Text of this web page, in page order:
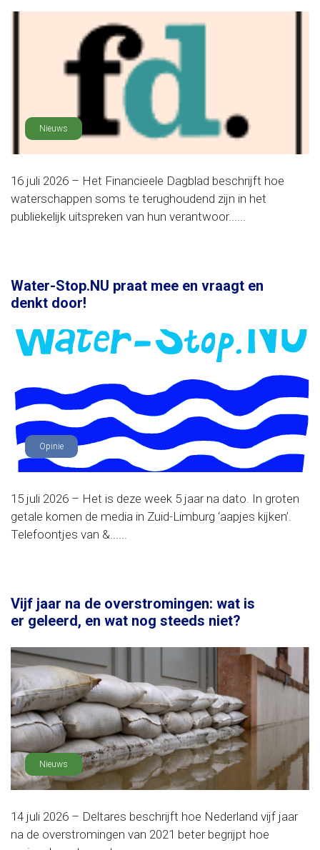
Nieuws
16 juli 2026 – Het Financieele Dagblad beschrijft hoe
waterschappen soms te terughoudend zijn in het
publiekelijk uitspreken van hun verantwoor......
Water-Stop.NU praat mee en vraagt en
denkt door!
Opinie
15 juli 2026 – Het is deze week 5 jaar na dato. In groten
getale komen de media in Zuid-Limburg ‘aapjes kijken’.
Telefoontjes van &......
Vijf jaar na de overstromingen: wat is
er geleerd, en wat nog steeds niet?
Nieuws
14 juli 2026 – Deltares beschrijft hoe Nederland vijf jaar
na de overstromingen van 2021 beter begrijpt hoe